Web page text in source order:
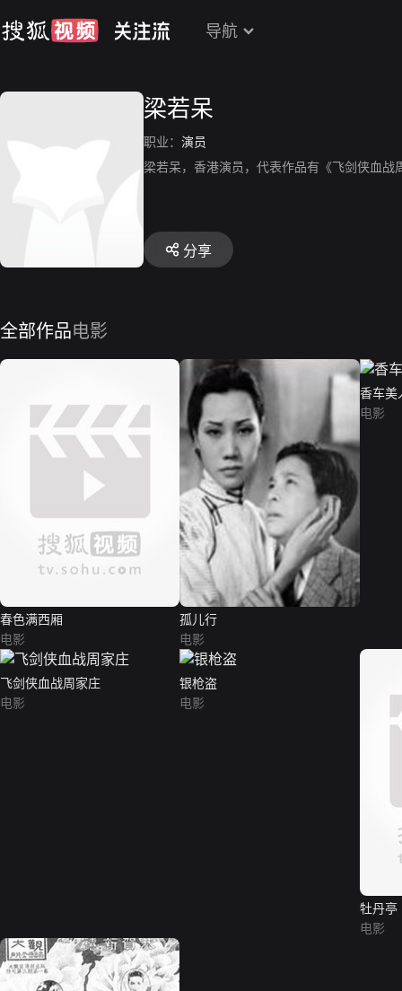
导航
梁若呆
职业： 演员
梁若呆，香港演员，代表作品有《飞剑侠血
分享
全部作品电影
春色满西厢
电影
孤儿行
电影
香车美
电影
飞剑侠血战周家庄
电影
银枪盗
电影
牡丹亭
电影